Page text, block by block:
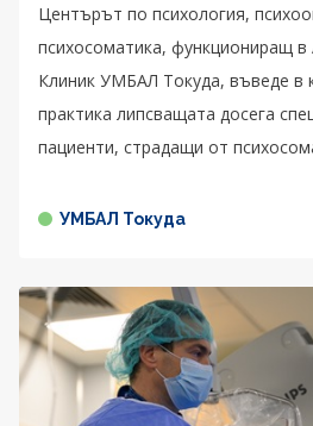
Центърът по психология,
психосоматика, функциониращ
Клиник УМБАЛ Токуда, въведе в
практика липсващата досега
пациенти, страдащи от
УМБАЛ Токуда